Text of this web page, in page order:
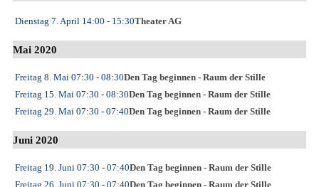
Dienstag 7. April 14:00 - 15:30Theater AG
Mai 2020
Freitag 8. Mai 07:30 - 08:30Den Tag beginnen - Raum der Stille
Freitag 15. Mai 07:30 - 08:30Den Tag beginnen - Raum der Stille
Freitag 29. Mai 07:30 - 07:40Den Tag beginnen - Raum der Stille
Juni 2020
Freitag 19. Juni 07:30 - 07:40Den Tag beginnen - Raum der Stille
Freitag 26. Juni 07:30 - 07:40Den Tag beginnen - Raum der Stille